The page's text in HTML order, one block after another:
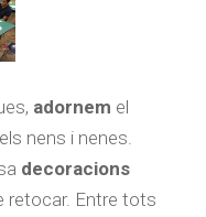
adornem el
nens i nenes.
decoracions
retocar. Entre tots